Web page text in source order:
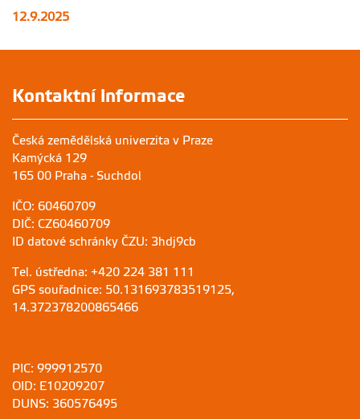
12.9.2025
Kontaktní informace
Česká zemědělská univerzita v Praze
Kamýcká 129
165 00 Praha - Suchdol
IČO: 60460709
DIČ: CZ60460709
ID datové schránky ČZU: 3hdj9cb
Tel. ústředna: +420 224 381 111
GPS souřadnice: 50.131693783519125,
14.372378200865466
PIC: 999912570
OID: E10209207
DUNS: 360576495